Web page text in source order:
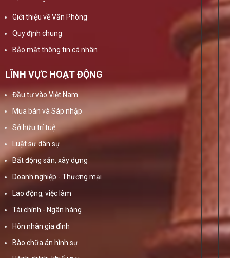
Giới thiệu về Văn Phòng
Quy định chung
Bảo mật thông tin cá nhân
LĨNH VỰC HOẠT ĐỘNG
Đầu tư vào Việt Nam
Mua bán và Sáp nhập
Sở hữu trí tuệ
Luật sư dân sự
Bất động sản, xây dựng
Doanh nghiệp - Thương mại
Lao động, việc làm
Tài chính - Ngân hàng
Hôn nhân gia đình
Bào chữa án hình sự